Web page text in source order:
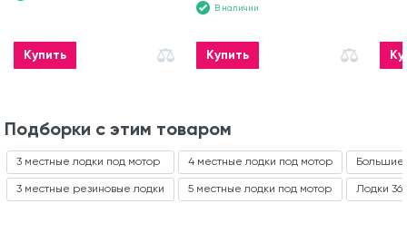
Купить
В наличии
Купить
Подборки с этим товаром
3 местные лодки под мотор
3 местные резиновые лодки
4 местные лодки под мотор
5 местные лодки под мотор
Большие
Лодки